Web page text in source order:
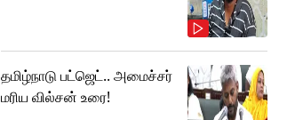
தமிழ்நாடு பட்ஜெட்.. அமைச்சர்
மரிய வில்சன் உரை!